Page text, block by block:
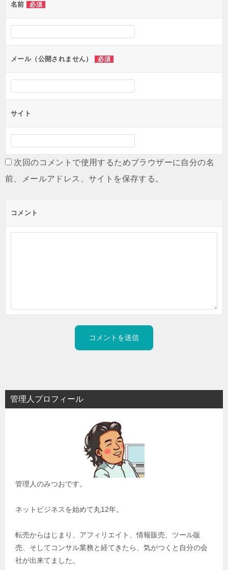
ー
シ
ン
名前 必須
メール（公開されません） 必須
サイト
次回のコメントで使用するためブラウザーに自分の名
前、メールアドレス、サイトを保存する。
コメント
管理人プロフィール
管理人のみつおです。
ネットビジネスを始めて丸12年。
転売からはじまり、アフィリエイト、情報販売、ツール販
売、そしてコンサル業務と経てきたら、気がつくと自分の会
社が出来てました。